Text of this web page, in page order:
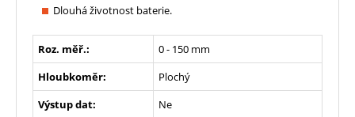
Dlouhá životnost baterie.
Roz. měř.:
0 - 150 mm
Hloubkoměr:
Plochý
Výstup dat:
Ne